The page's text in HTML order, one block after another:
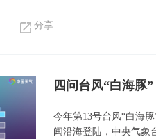
分享
四问台风“白海豚
今年第13号台风“白海
闽沿海登陆，中央气象